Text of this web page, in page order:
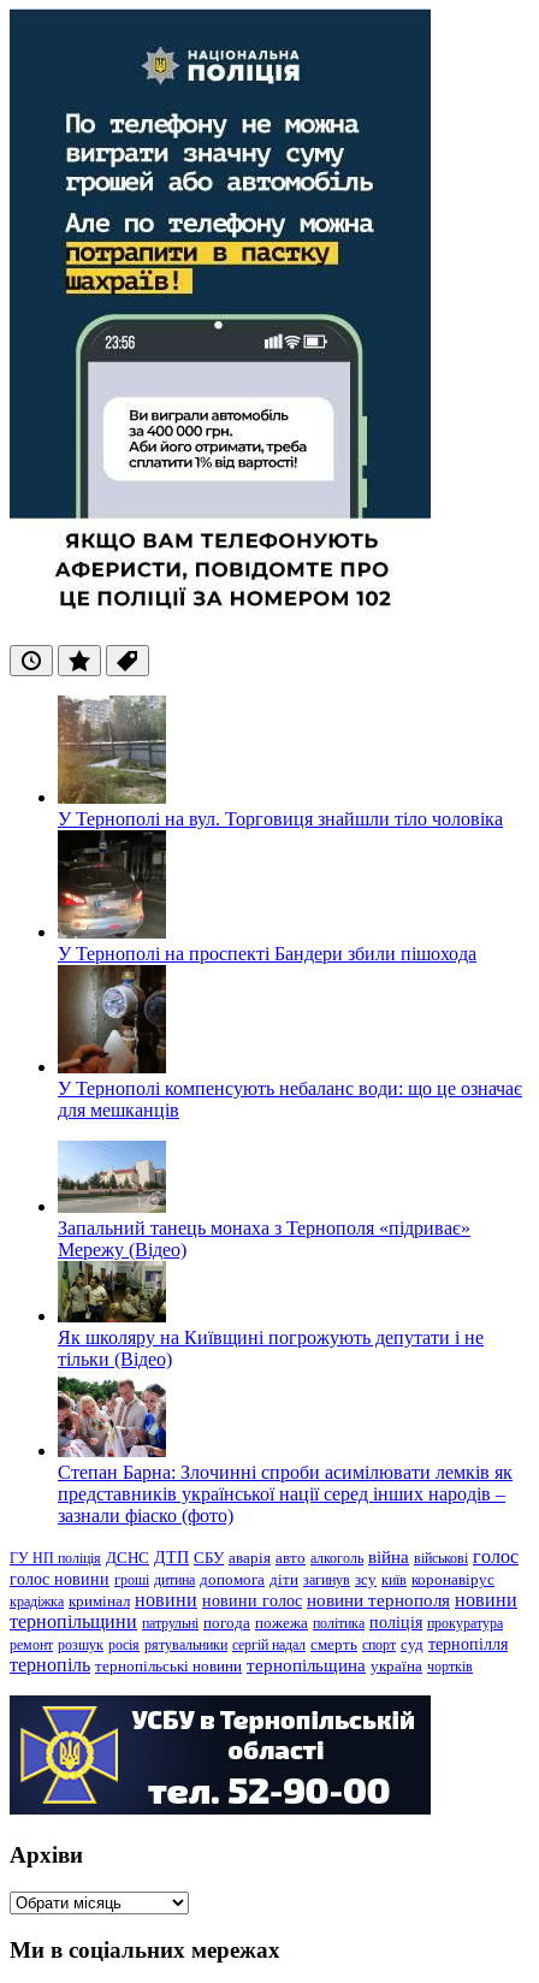
ОстанніПопулярні
Теги
У Тернополі на вул. Торговиця знайшли тіло чоловіка
У Тернополі на проспекті Бандери збили пішохода
У Тернополі компенсують небаланс води: що це означає
для мешканців
Запальний танець монаха з Тернополя «підриває»
Мережу (Відео)
Як школяру на Київщині погрожують депутати і не
тільки (Відео)
Степан Барна: Злочинні спроби асимілювати лемків як
представників української нації серед інших народів –
зазнали фіаско (фото)
ГУ НП поліція ДСНС ДТП СБУ аварія авто алкоголь війна військові голос
голос новини гроші дитина допомога діти загинув зсу київ коронавірус
крадіжка кримінал новини новини голос новини тернополя новини
тернопільщини патрульні погода пожежа політика поліція прокуратура
ремонт розшук росія рятувальники сергій надал смерть спорт суд тернопілля
тернопіль тернопільські новини тернопільщина україна чортків
Архіви
Архіви
Ми в соціальних мережах